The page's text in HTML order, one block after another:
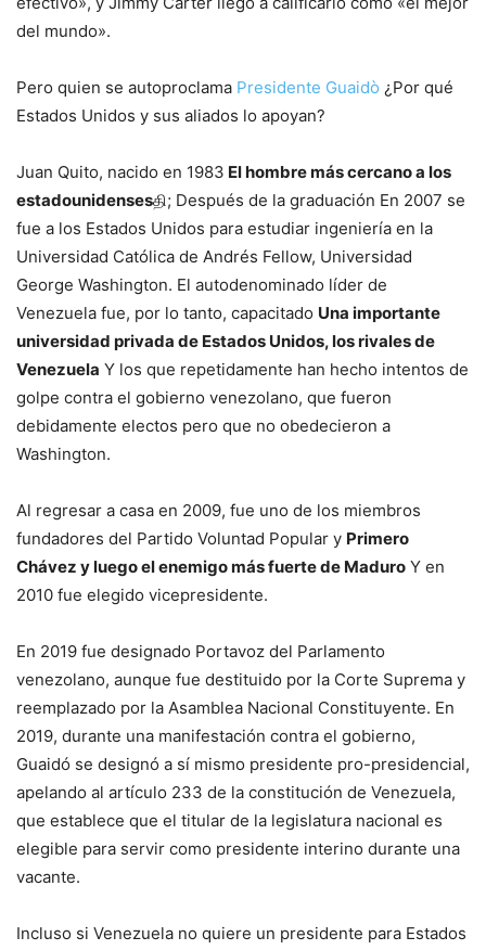
del mundo».
Pero quien se autoproclama Presidente Guaidò ¿Por qué
Estados Unidos y sus aliados lo apoyan?
Juan Quito, nacido en 1983 El hombre más cercano a los
estadounidensesதி; Después de la graduación En 2007 se
fue a los Estados Unidos para estudiar ingeniería en la
Universidad Católica de Andrés Fellow, Universidad
George Washington. El autodenominado líder de
Venezuela fue, por lo tanto, capacitado Una importante
universidad privada de Estados Unidos, los rivales de
Venezuela Y los que repetidamente han hecho intentos de
golpe contra el gobierno venezolano, que fueron
debidamente electos pero que no obedecieron a
Washington.
Al regresar a casa en 2009, fue uno de los miembros
fundadores del Partido Voluntad Popular y Primero
Chávez y luego el enemigo más fuerte de Maduro Y en
2010 fue elegido vicepresidente.
En 2019 fue designado Portavoz del Parlamento
venezolano, aunque fue destituido por la Corte Suprema y
reemplazado por la Asamblea Nacional Constituyente. En
2019, durante una manifestación contra el gobierno,
Guaidó se designó a sí mismo presidente pro-presidencial,
apelando al artículo 233 de la constitución de Venezuela,
que establece que el titular de la legislatura nacional es
elegible para servir como presidente interino durante una
vacante.
Incluso si Venezuela no quiere un presidente para Estados